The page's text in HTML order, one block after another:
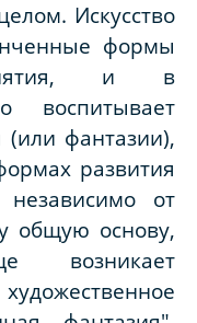
Искусство
формы
и в
воспитывает
(или фантазии),
развития
независимо от
общую основу,
возникает